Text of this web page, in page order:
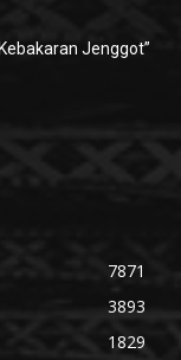
Jenggot”
7871
3893
1829